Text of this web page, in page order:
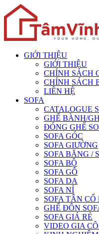
GIỚI THIỆU
GIỚI THIỆU
CHÍNH SÁCH
CHÍNH SÁCH
LIÊN HỆ
SOFA
CATALOGUE
GHẾ BÀNH/
ĐÓNG GHẾ
SOFA GÓC
SOFA GIƯỜNG
SOFA BĂNG /
SOFA BỘ
SOFA GỖ
SOFA DA
SOFA NỈ
SOFA TÂN
GHẾ ĐÔN
SOFA GIÁ RẺ
VIDEO GIA